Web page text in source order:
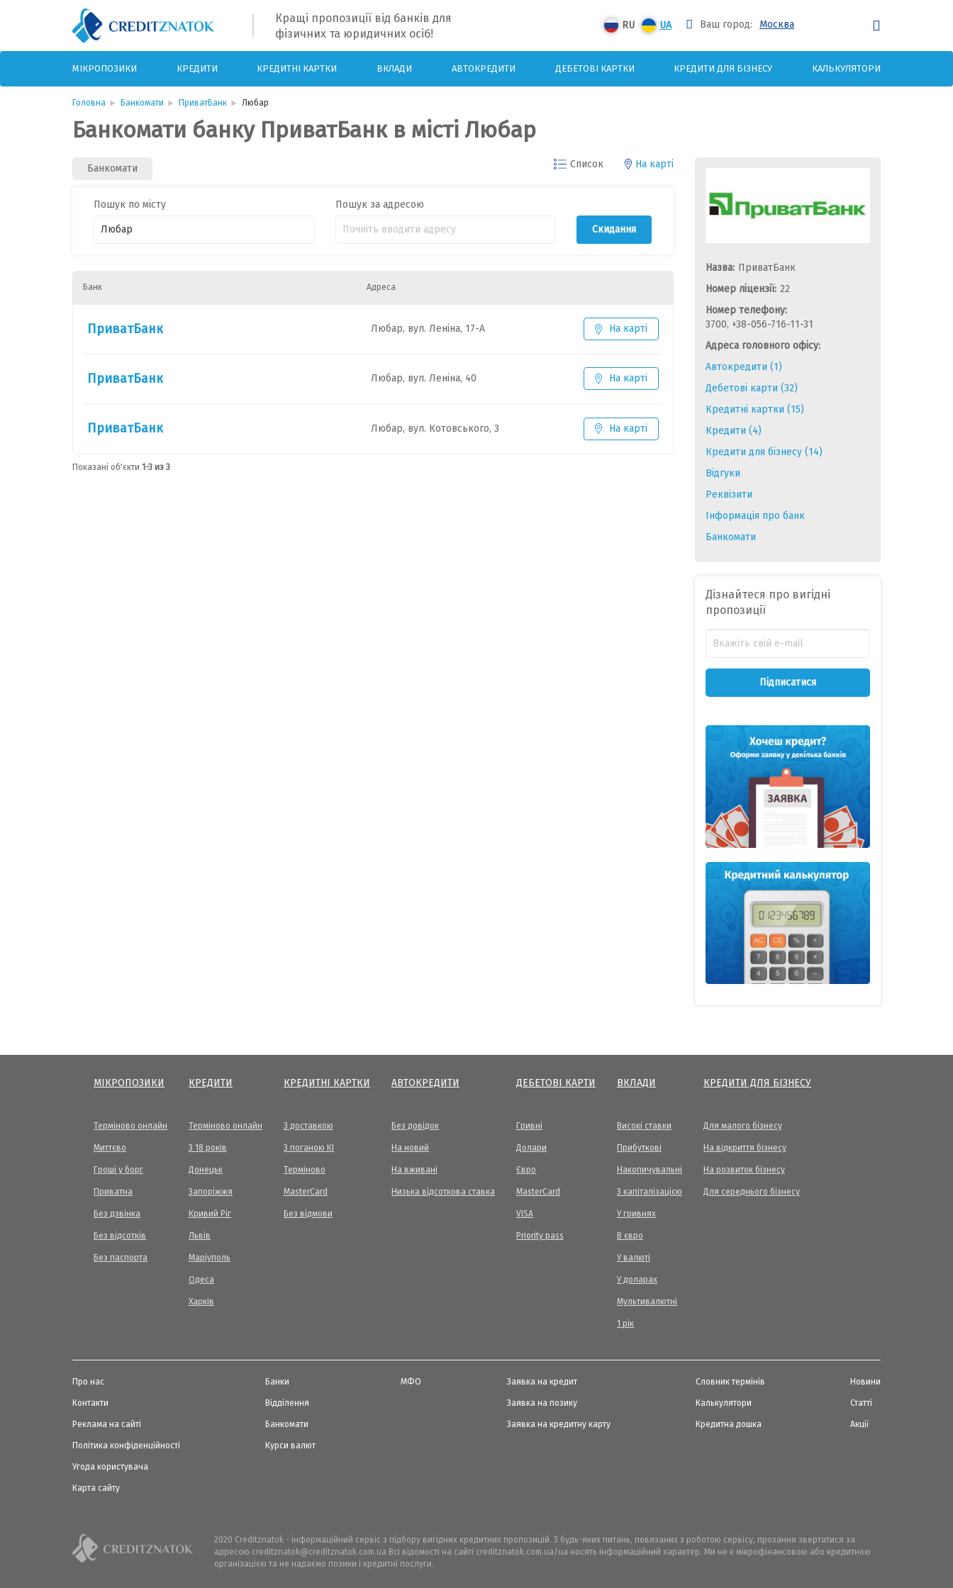
Кращі пропозиції від банків для
фізичних та юридичних осіб!
RU UA Ваш город: Москва
МІКРОПОЗИКИ КРЕДИТИ КРЕДИТНІ КАРТКИ ВКЛАДИ АВТОКРЕДИТИ ДЕБЕТОВІ КАРТКИ КРЕДИТИ ДЛЯ БІЗНЕСУ КАЛЬКУЛЯТОРИ
Головна Банкомати ПриватБанк Любар
Банкомати банку ПриватБанк в місті Любар
Банкомати Список На карті
Пошук по місту Пошук за адресою
Скидання
Банк Адреса
ПриватБанк Любар, вул. Леніна, 17-А На карті
ПриватБанк Любар, вул. Леніна, 40 На карті
ПриватБанк Любар, вул. Котовського, 3 На карті
Показані об'єкти 1-3 из 3
Назва: ПриватБанк
Номер ліцензії: 22
Номер телефону:
3700, +38-056-716-11-31
Адреса головного офісу:
Автокредити (1)
Дебетові карти (32)
Кредитні картки (15)
Кредити (4)
Кредити для бізнесу (14)
Відгуки
Реквізити
Інформація про банк
Банкомати
Дізнайтеся про вигідні
пропозиції
Підписатися
МІКРОПОЗИКИ
Терміново онлайн
Миттєво
Гроші у борг
Приватна
Без дзвінка
Без відсотків
Без паспорта
КРЕДИТИ
Терміново онлайн
З 18 років
Донецьк
Запоріжжя
Кривий Ріг
Львів
Маріуполь
Одеса
Харків
КРЕДИТНІ КАРТКИ
З доставкою
З поганою КІ
Терміново
МasterCard
Без відмови
АВТОКРЕДИТИ
Без довідок
На новий
На вживані
Низька відсоткова ставка
ДЕБЕТОВІ КАРТИ
Гривні
Долари
Євро
MasterCard
VISA
Priority pass
ВКЛАДИ
Високі ставки
Прибуткові
Накопичувальні
З капіталізацією
У гривнях
В євро
У валюті
У доларах
Мультивалютні
1 рік
КРЕДИТИ ДЛЯ БІЗНЕСУ
Для малого бізнесу
На відкриття бізнесу
На розвиток бізнесу
Для середнього бізнесу
Про нас
Контакти
Реклама на сайті
Політика конфіденційності
Угода користувача
Карта сайту
Банки
Відділення
Банкомати
Курси валют
МФО Заявка на кредит
Заявка на позику
Заявка на кредитну карту
Словник термінів
Калькулятори
Кредитна дошка
Новини
Статті
Акції
2020 Creditznatok - інформаційний сервіс з підбору вигідних кредитних пропозицій. З будь-яких питань, повязаних з роботою сервісу, прохання звертатися за
адресою creditznatok@creditznatok.com.ua Всі відомості на сайті creditznatok.com.ua/ua носять інформаційний характер. Ми не є мікрофінансовою або кредитною
організацією та не надаємо позики і кредитні послуги.